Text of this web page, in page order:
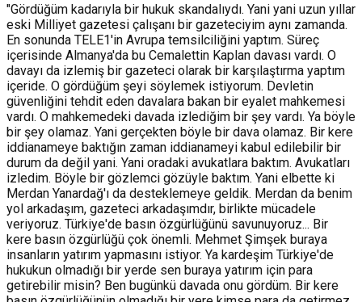
"Gördüğüm kadarıyla bir hukuk skandalıydı. Yani yani uzun yıllar
eski Milliyet gazetesi çalışanı bir gazeteciyim aynı zamanda.
En sonunda TELE1'in Avrupa temsilciliğini yaptım. Süreç
içerisinde Almanya'da bu Cemalettin Kaplan davası vardı. O
davayı da izlemiş bir gazeteci olarak bir karşılaştırma yaptım
içeride. O gördüğüm şeyi söylemek istiyorum. Devletin
güvenliğini tehdit eden davalara bakan bir eyalet mahkemesi
vardı. O mahkemedeki davada izlediğim bir şey vardı. Ya böyle
bir şey olamaz. Yani gerçekten böyle bir dava olamaz. Bir kere
iddianameye baktığın zaman iddianameyi kabul edilebilir bir
durum da değil yani. Yani oradaki avukatlara baktım. Avukatları
izledim. Böyle bir gözlemci gözüyle baktım. Yani elbette ki
Merdan Yanardağ'ı da desteklemeye geldik. Merdan da benim
yol arkadaşım, gazeteci arkadaşımdır, birlikte mücadele
veriyoruz. Türkiye'de basın özgürlüğünü savunuyoruz... Bir
kere basın özgürlüğü çok önemli. Mehmet Şimşek buraya
insanların yatırım yapmasını istiyor. Ya kardeşim Türkiye'de
hukukun olmadığı bir yerde sen buraya yatırım için para
getirebilir misin? Ben bugünkü davada onu gördüm. Bir kere